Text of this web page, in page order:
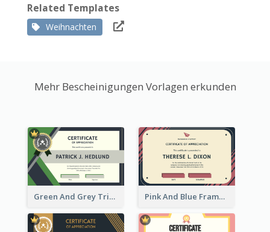
Related Templates
Weihnachten
Mehr Bescheinigungen Vorlagen erkunden
Green And Grey Triangles With Badge Certificate Pink And Blue Frame Company Certificate